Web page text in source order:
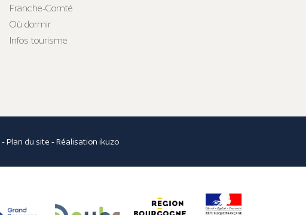
Franche-Comté
Où dormir
Infos tourisme
-Plan du site - Réalisationikuzo